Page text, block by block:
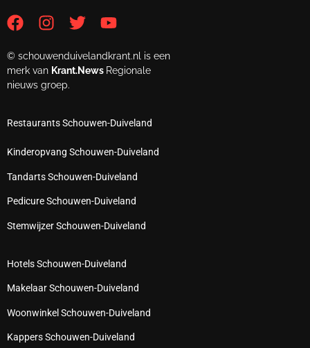
© schouwenduivelandkrant.nl is een
merk van Krant.News Regionale
nieuws groep.
Restaurants Schouwen-Duiveland
Kinderopvang Schouwen-Duiveland
Tandarts Schouwen-Duiveland
Pedicure Schouwen-Duiveland
Stemwijzer Schouwen-Duiveland
Hotels Schouwen-Duiveland
Makelaar Schouwen-Duiveland
Woonwinkel Schouwen-Duiveland
Kappers Schouwen-Duiveland